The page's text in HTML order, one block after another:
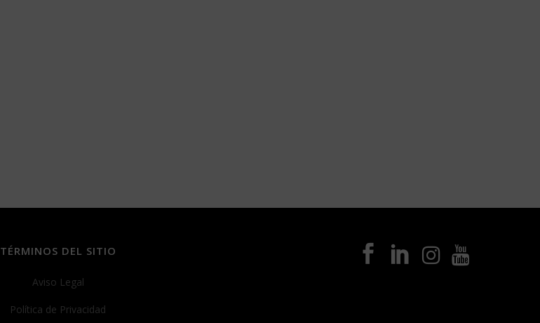
TÉRMINOS DEL SITIO
Aviso Legal
Política de Privacidad